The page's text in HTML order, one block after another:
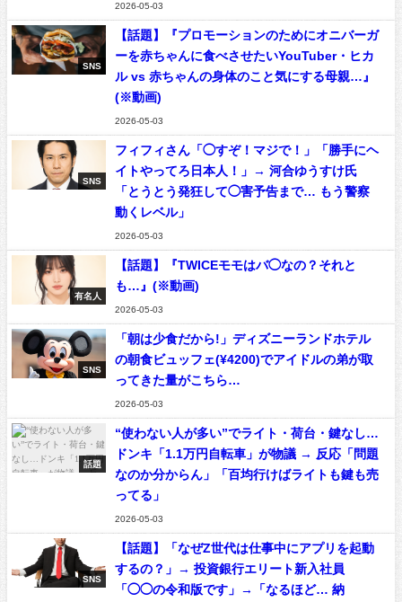
2026-05-03
SNS
【話題】『プロモーションのためにオニバーガ
ーを赤ちゃんに食べさせたいYouTuber・ヒカ
ル vs 赤ちゃんの身体のこと気にする母親…』
(※動画)
2026-05-03
SNS
フィフィさん「◯すぞ！マジで！」「勝手にヘ
イトやってろ日本人！」→ 河合ゆうすけ氏
「とうとう発狂して◯害予告まで… もう警察
動くレベル」
2026-05-03
有名人
【話題】『TWICEモモはバ◯なの？それと
も…』(※動画)
2026-05-03
SNS
「朝は少食だから!」ディズニーランドホテル
の朝食ビュッフェ(¥4200)でアイドルの弟が取
ってきた量がこちら…
2026-05-03
話題
“使わない人が多い”でライト・荷台・鍵なし…
ドンキ「1.1万円自転車」が物議 → 反応「問題
なのか分からん」「百均行けばライトも鍵も売
ってる」
2026-05-03
SNS
【話題】「なぜZ世代は仕事中にアプリを起動
するの？」→ 投資銀行エリート新入社員
「◯◯の令和版です」→「なるほど… 納